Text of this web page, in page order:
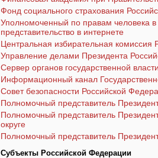
Фонд социального страхования
Уполномоченный по правам человека
представительство в интернете
Центральная избирательная комиссия
Управление делами Президента
Сервер органов государственной
Информационный канал
Совет безопасности Российской
Полномочный представитель
Полномочный представитель
округе
Полномочный представитель
Субъекты Российской Федерации